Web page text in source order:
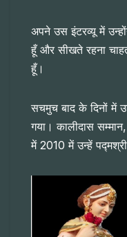
अपने उस इंटरव्यू में
हूँ और सीखते रहना
हूँ।
सचमुच बाद के दिनों में
गया। कालीदास
में 2010 में उन्हें